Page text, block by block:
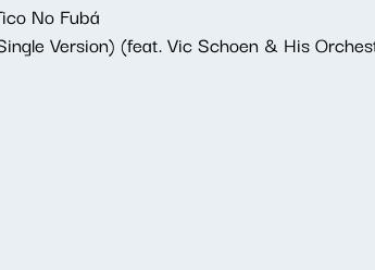
No Fubá
Version) (feat. Vic Schoen & His